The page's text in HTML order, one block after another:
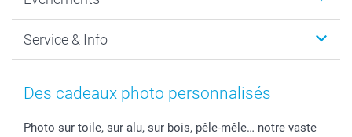
MyNameBook
Développement photo & Tirage photo
Cadres photo & accessoires déco
Stickers & Etiquettes
Durabilité
Gestion des cookies
Mentions Légales
Affiliation
Nouvel An
Fête des Mères
Confirmation ou communion
Service & Info
Tarifs et frais de livraison
Livraison en 48 heures
Des cadeaux photo personnalisés
Photo sur toile, sur alu, sur bois, pêle-mêle… notre vaste